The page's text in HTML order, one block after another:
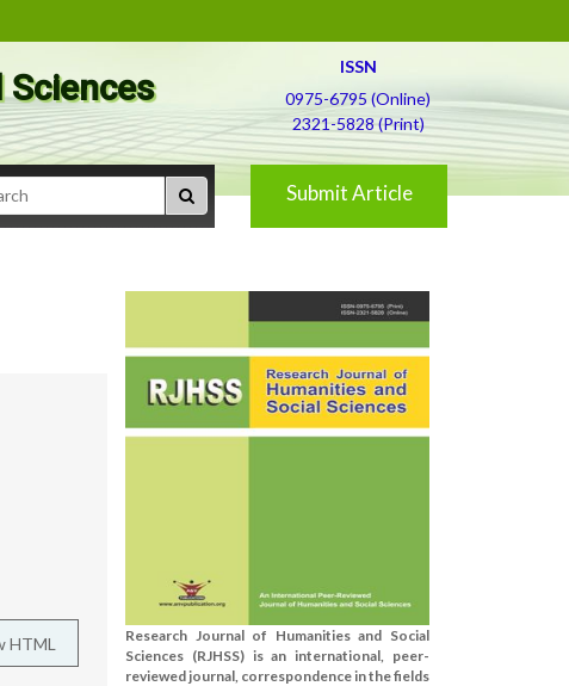
ISSN
0975-6795 (Online)
2321-5828 (Print)
Submit Article
HTML
Research Journal of Humanities and Social
Sciences (RJHSS) is an international, peer-
reviewed journal, correspondence in the fields